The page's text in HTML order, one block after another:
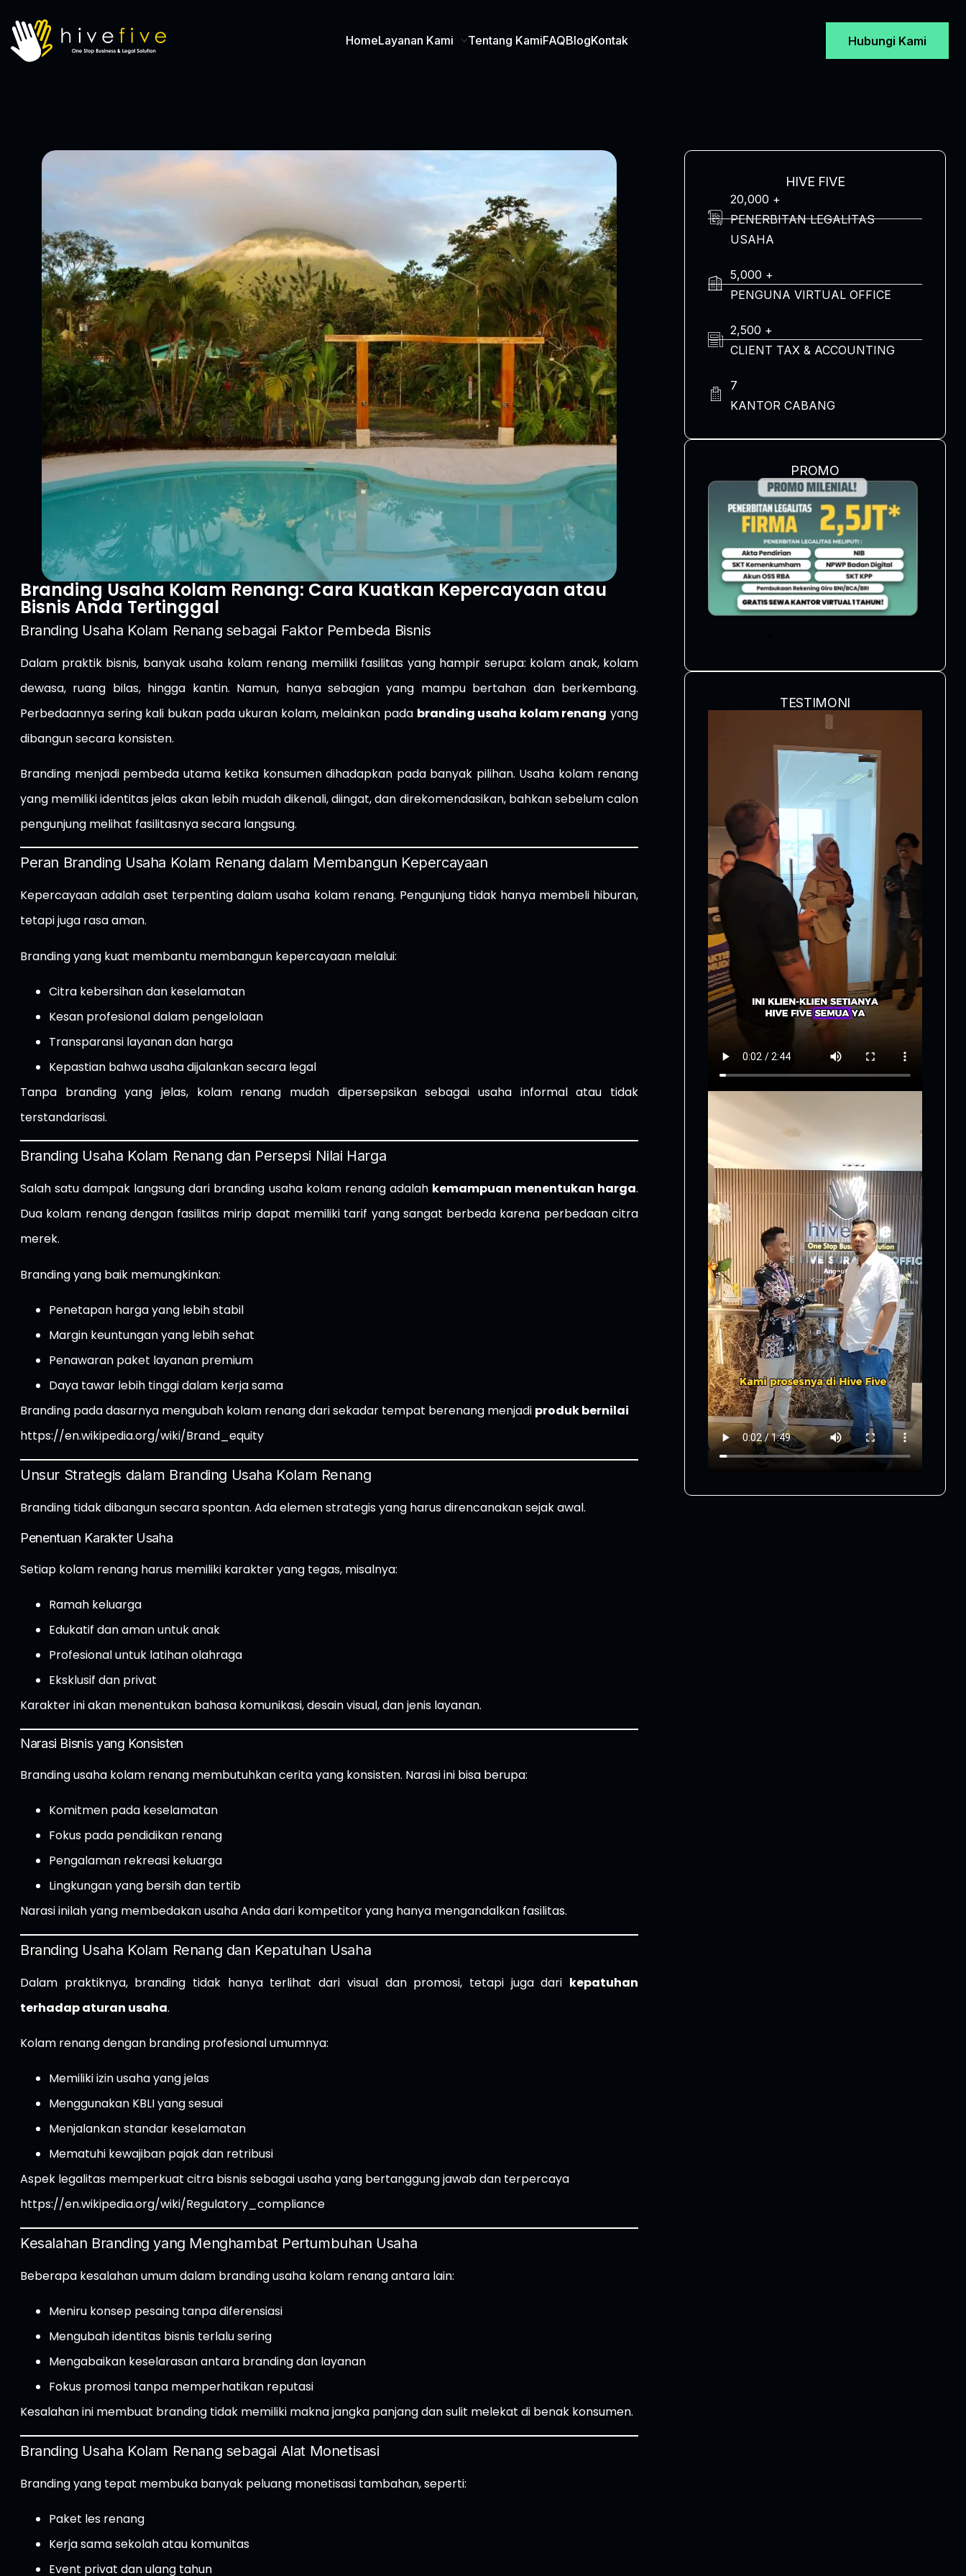
HomeLayanan Kami Tentang KamiFAQBlogKontak Hubungi Kami
Branding Usaha Kolam Renang: Cara Kuatkan Kepercayaan atau
Bisnis Anda Tertinggal
Branding Usaha Kolam Renang sebagai Faktor Pembeda Bisnis
Dalam praktik bisnis, banyak usaha kolam renang memiliki fasilitas yang hampir serupa: kolam anak, kolam
dewasa, ruang bilas, hingga kantin. Namun, hanya sebagian yang mampu bertahan dan berkembang.
Perbedaannya sering kali bukan pada ukuran kolam, melainkan pada branding usaha kolam renang yang
dibangun secara konsisten.
Branding menjadi pembeda utama ketika konsumen dihadapkan pada banyak pilihan. Usaha kolam renang
yang memiliki identitas jelas akan lebih mudah dikenali, diingat, dan direkomendasikan, bahkan sebelum calon
pengunjung melihat fasilitasnya secara langsung.
Peran Branding Usaha Kolam Renang dalam Membangun Kepercayaan
Kepercayaan adalah aset terpenting dalam usaha kolam renang. Pengunjung tidak hanya membeli hiburan,
tetapi juga rasa aman.
Branding yang kuat membantu membangun kepercayaan melalui:
Citra kebersihan dan keselamatan
Kesan profesional dalam pengelolaan
Transparansi layanan dan harga
Kepastian bahwa usaha dijalankan secara legal
Tanpa branding yang jelas, kolam renang mudah dipersepsikan sebagai usaha informal atau tidak
terstandarisasi.
Branding Usaha Kolam Renang dan Persepsi Nilai Harga
Salah satu dampak langsung dari branding usaha kolam renang adalah kemampuan menentukan harga.
Dua kolam renang dengan fasilitas mirip dapat memiliki tarif yang sangat berbeda karena perbedaan citra
merek.
Branding yang baik memungkinkan:
Penetapan harga yang lebih stabil
Margin keuntungan yang lebih sehat
Penawaran paket layanan premium
Daya tawar lebih tinggi dalam kerja sama
Branding pada dasarnya mengubah kolam renang dari sekadar tempat berenang menjadi produk bernilai
https://en.wikipedia.org/wiki/Brand_equity
Unsur Strategis dalam Branding Usaha Kolam Renang
Branding tidak dibangun secara spontan. Ada elemen strategis yang harus direncanakan sejak awal.
Penentuan Karakter Usaha
Setiap kolam renang harus memiliki karakter yang tegas, misalnya:
Ramah keluarga
Edukatif dan aman untuk anak
Profesional untuk latihan olahraga
Eksklusif dan privat
Karakter ini akan menentukan bahasa komunikasi, desain visual, dan jenis layanan.
Narasi Bisnis yang Konsisten
Branding usaha kolam renang membutuhkan cerita yang konsisten. Narasi ini bisa berupa:
Komitmen pada keselamatan
Fokus pada pendidikan renang
Pengalaman rekreasi keluarga
Lingkungan yang bersih dan tertib
Narasi inilah yang membedakan usaha Anda dari kompetitor yang hanya mengandalkan fasilitas.
Branding Usaha Kolam Renang dan Kepatuhan Usaha
Dalam praktiknya, branding tidak hanya terlihat dari visual dan promosi, tetapi juga dari kepatuhan
terhadap aturan usaha.
Kolam renang dengan branding profesional umumnya:
Memiliki izin usaha yang jelas
Menggunakan KBLI yang sesuai
Menjalankan standar keselamatan
Mematuhi kewajiban pajak dan retribusi
Aspek legalitas memperkuat citra bisnis sebagai usaha yang bertanggung jawab dan terpercaya
https://en.wikipedia.org/wiki/Regulatory_compliance
Kesalahan Branding yang Menghambat Pertumbuhan Usaha
Beberapa kesalahan umum dalam branding usaha kolam renang antara lain:
Meniru konsep pesaing tanpa diferensiasi
Mengubah identitas bisnis terlalu sering
Mengabaikan keselarasan antara branding dan layanan
Fokus promosi tanpa memperhatikan reputasi
Kesalahan ini membuat branding tidak memiliki makna jangka panjang dan sulit melekat di benak konsumen.
Branding Usaha Kolam Renang sebagai Alat Monetisasi
Branding yang tepat membuka banyak peluang monetisasi tambahan, seperti:
Paket les renang
Kerja sama sekolah atau komunitas
Event privat dan ulang tahun
HIVE FIVE
20,000 +
PENERBITAN LEGALITAS
USAHA
5,000 +
PENGUNA VIRTUAL OFFICE
2,500 +
CLIENT TAX & ACCOUNTING
7
KANTOR CABANG
PROMO
TESTIMONI